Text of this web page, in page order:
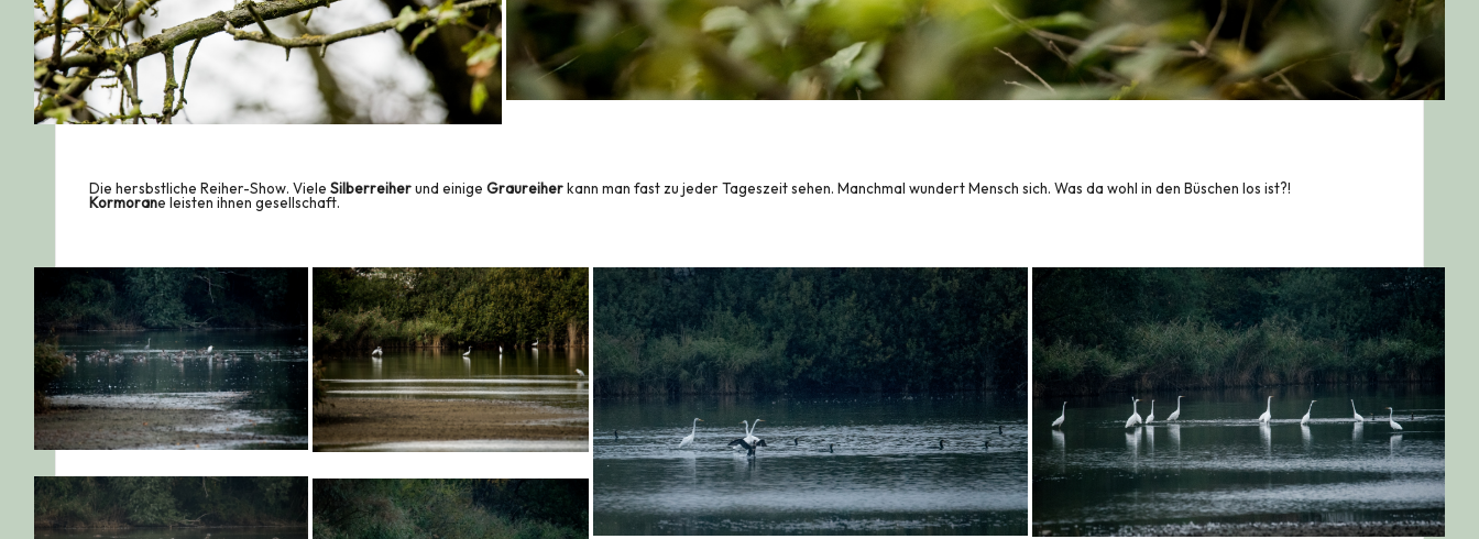
Die hersbstliche Reiher-Show. Viele Silberreiherund einige Graureiherkann man fast zu jeder Tageszeit sehen. Manchmal wundert Mensch sich. Was da wohl in den Büschen los ist?!
Kormorane leisten ihnen gesellschaft.